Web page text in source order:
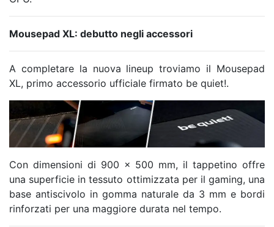
Mousepad XL: debutto negli accessori
A completare la nuova lineup troviamo il Mousepad
XL, primo accessorio ufficiale firmato be quiet!.
Con dimensioni di 900 x 500 mm, il tappetino offre
una superficie in tessuto ottimizzata per il gaming, una
base antiscivolo in gomma naturale da 3 mm e bordi
rinforzati per una maggiore durata nel tempo.